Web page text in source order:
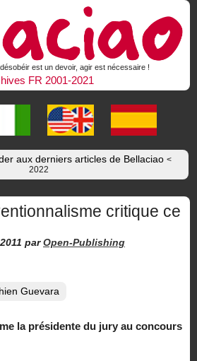
est un devoir, agir est nécessaire !
FR 2001-2021
aux derniers articles de Bellaciao <
2022
critique ce
par Open-Publishing
Guevara
la présidente du jury au concours